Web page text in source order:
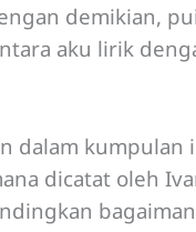
demikian,
aku lirik
dalam kumpulan
dicatat oleh